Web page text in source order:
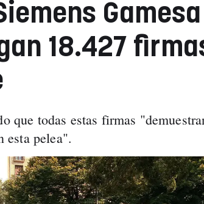
Gamesa
18.427
que todas estas firmas
esta pelea".